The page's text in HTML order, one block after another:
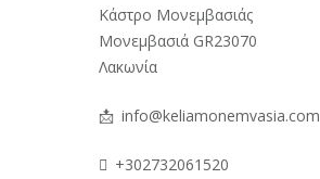
Κάστρο Μονεμβασιάς
Μονεμβασιά GR23070
Λακωνία
📩 info@keliamonemvasia.com
+302732061520